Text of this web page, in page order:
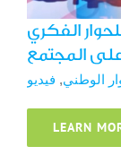
الفكري
على المجتمع
الوطني, فيديو
LEARN
وصناعة